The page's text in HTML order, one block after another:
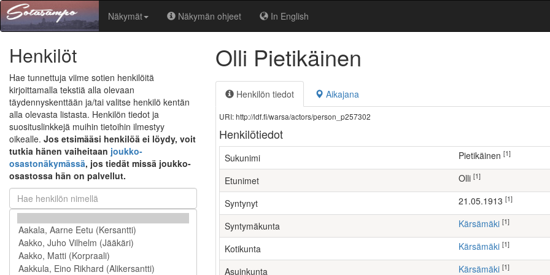
Näkymät Näkymän ohjeet In English
Henkilöt
Hae tunnettuja viime sotien henkilöitä
kirjoittamalla tekstiä alla olevaan
täydennyskenttään ja/tai valitse henkilö kentän
alla olevasta listasta. Henkilön tiedot ja
suosituslinkkejä muihin tietoihin ilmestyy
oikealle. Jos etsimääsi henkilöä ei löydy, voit
tutkia hänen vaiheitaan joukko-
osastonäkymässä, jos tiedät missä joukko-
osastossa hän on palvellut.
Olli Pietikäinen
Henkilön tiedot Aikajana
URI: http://ldf.fi/warsa/actors/person_p257302
Henkilötiedot
Sukunimi Pietikäinen [1]
Etunimet Olli [1]
Syntynyt 21.05.1913 [1]
Syntymäkunta Kärsämäki [1]
Kotikunta Kärsämäki [1]
Asuinkunta Kärsämäki [1]